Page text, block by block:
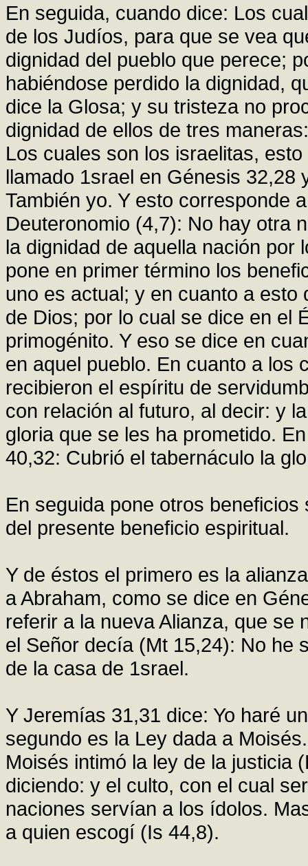
En seguida, cuando dice: Los
de los Judíos, para que se vea
dignidad del pueblo que perece;
habiéndose perdido la dignidad,
dice la Glosa; y su tristeza no
dignidad de ellos de tres
Los cuales son los israelitas,
llamado 1srael en Génesis
También yo. Y esto corresponde
Deuteronomio (4,7): No hay otra
la dignidad de aquella nación
pone en primer término los
uno es actual; y en cuanto a
de Dios; por lo cual se dice en el
primogénito. Y eso se dice en
en aquel pueblo. En cuanto a los
recibieron el espíritu de
con relación al futuro, al decir: y
gloria que se les ha prometido.
40,32: Cubrió el tabernáculo la
En seguida pone otros
del presente beneficio espiritual.
Y de éstos el primero es la
a Abraham, como se dice en
referir a la nueva Alianza, que se
el Señor decía (Mt 15,24): No he
de la casa de 1srael.
Y Jeremías 31,31 dice: Yo haré
segundo es la Ley dada a
Moisés intimó la ley de la justicia
diciendo: y el culto, con el cual
naciones servían a los ídolos.
a quien escogí (Is 44,8).